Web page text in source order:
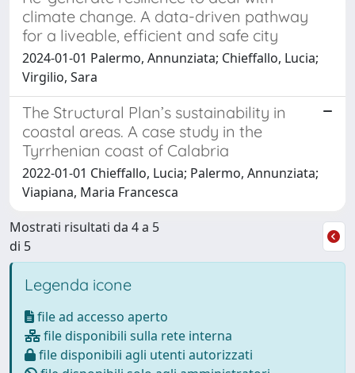
climate change. A data-driven pathway
for a liveable, efficient and safe city
2024-01-01 Palermo, Annunziata; Chieffallo, Lucia;
Virgilio, Sara
The Structural Plan’s sustainability in
coastal areas. A case study in the
Tyrrhenian coast of Calabria
2022-01-01 Chieffallo, Lucia; Palermo, Annunziata;
Viapiana, Maria Francesca
Mostrati risultati da 4 a 5
di 5
Legenda icone
file ad accesso aperto
file disponibili sulla rete interna
file disponibili agli utenti autorizzati